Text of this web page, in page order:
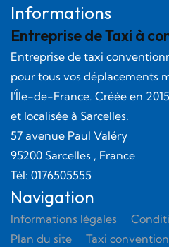
Informations
Entreprise de Taxi à
Entreprise de taxi
pour tous vos déplacements
l'Île-de-France. Créée en 2015
et localisée à Sarcelles.
57 avenue Paul Valéry
95200 Sarcelles , France
Tél: 0176505555
Navigation
Informations légales
Plan du site
Taxi